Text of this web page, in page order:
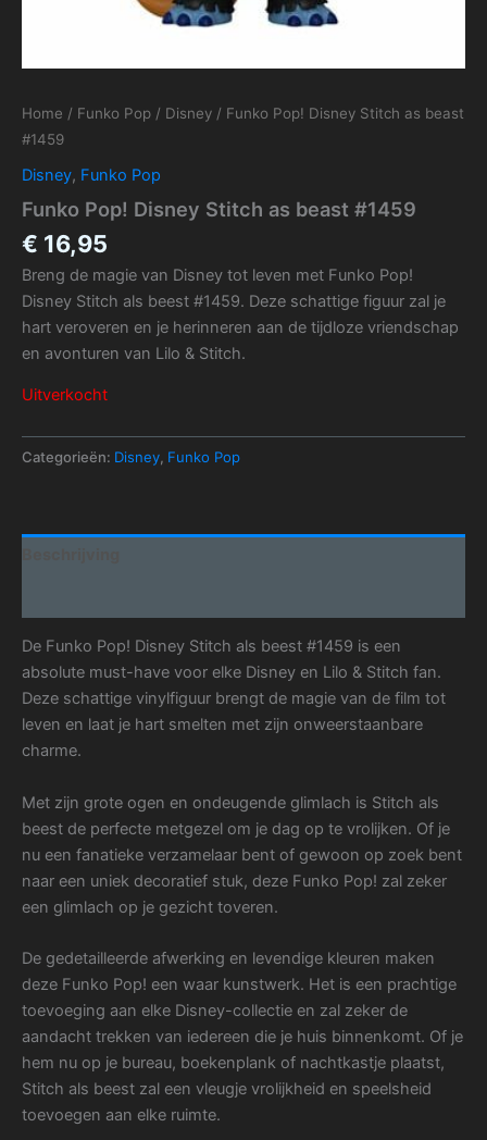
Home / Funko Pop / Disney / Funko Pop! Disney Stitch as beast
#1459
Disney, Funko Pop
Funko Pop! Disney Stitch as beast #1459
€ 16,95
Breng de magie van Disney tot leven met Funko Pop!
Disney Stitch als beest #1459. Deze schattige figuur zal je
hart veroveren en je herinneren aan de tijdloze vriendschap
en avonturen van Lilo & Stitch.
Uitverkocht
Categorieën: Disney, Funko Pop
De Funko Pop! Disney Stitch als beest #1459 is een
absolute must-have voor elke Disney en Lilo & Stitch fan.
Deze schattige vinylfiguur brengt de magie van de film tot
leven en laat je hart smelten met zijn onweerstaanbare
charme.
Met zijn grote ogen en ondeugende glimlach is Stitch als
beest de perfecte metgezel om je dag op te vrolijken. Of je
nu een fanatieke verzamelaar bent of gewoon op zoek bent
naar een uniek decoratief stuk, deze Funko Pop! zal zeker
een glimlach op je gezicht toveren.
De gedetailleerde afwerking en levendige kleuren maken
deze Funko Pop! een waar kunstwerk. Het is een prachtige
toevoeging aan elke Disney-collectie en zal zeker de
aandacht trekken van iedereen die je huis binnenkomt. Of je
hem nu op je bureau, boekenplank of nachtkastje plaatst,
Stitch als beest zal een vleugje vrolijkheid en speelsheid
toevoegen aan elke ruimte.